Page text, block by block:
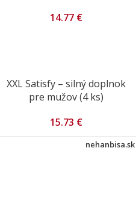
14.77 €
XXL Satisfy – silný doplnok
pre mužov (4 ks)
15.73 €
nehanbisa.sk